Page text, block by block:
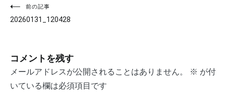
投
稿
ビ
ゲ
前の記事
20260131_120428
コメントを残す
メールアドレスが公開されることはありません。 ※ が付
いている欄は必須項目です